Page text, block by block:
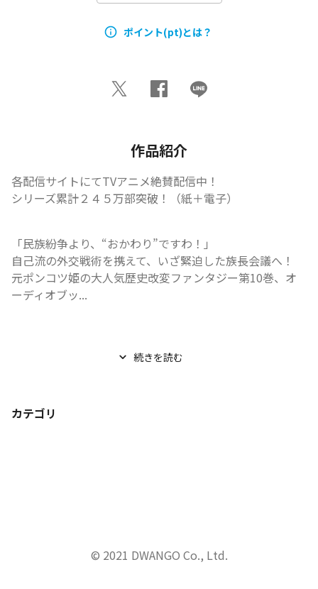
ポイント(pt)とは？
作品紹介
各配信サイトにてTVアニメ絶賛配信中！
シリーズ累計２４５万部突破！（紙＋電子）
「民族紛争より、“おかわり”ですわ！」
自己流の外交戦術を携えて、いざ緊迫した族長会議へ！
元ポンコツ姫の大人気歴史改変ファンタジー第10巻、オ
ーディオブッ...
続きを読む
カテゴリ
© 2021 DWANGO Co., Ltd.